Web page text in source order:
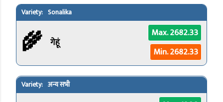
Sonalika
🌾 गेहूं
Max. 2682.33
Min. 2682.33
अन्य सभी